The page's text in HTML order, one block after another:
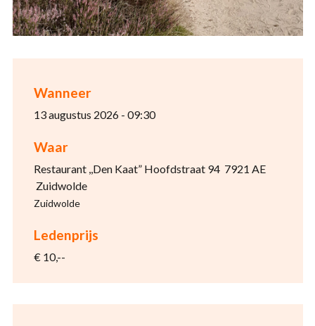
Wanneer
13 augustus 2026 - 09:30
Waar
Restaurant ,,Den Kaat” Hoofdstraat 94 7921 AE
Zuidwolde
Zuidwolde
Ledenprijs
€ 10,--